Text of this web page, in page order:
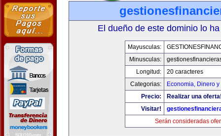
El dueño de este dominio lo
Mayusculas:
Minusculas:
Longitud:
20 caracteres
Categorias:
Economia, Dinero
Precio:
Realizar una
Visitar!
Serán consideradas